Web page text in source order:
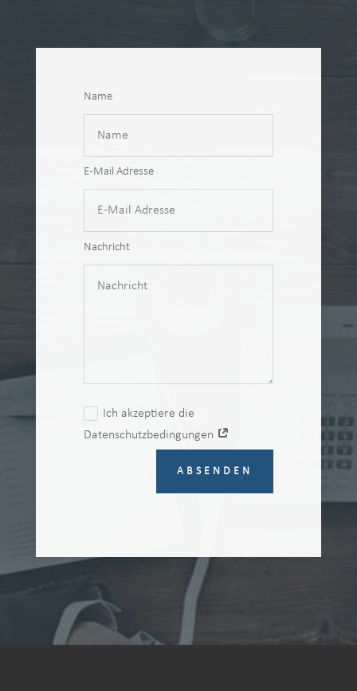
Name
E-Mail Adresse
Nachricht
Ich akzeptiere die
Datenschutzbedingungen
ABSENDEN